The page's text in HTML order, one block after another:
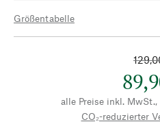
Größentabelle
alle Preise inkl. MwSt.,
CO₂-reduzierter